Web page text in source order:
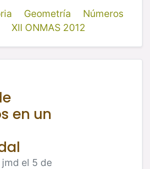
Geometría
Números
XII ONMAS 2012
en un
el 5 de